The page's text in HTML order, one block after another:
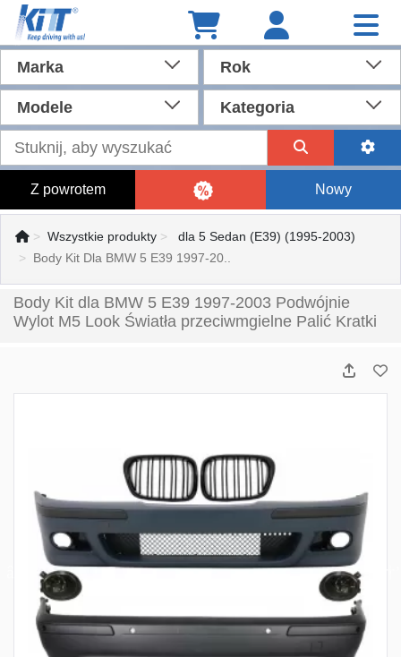
Marka Rok
Modele Kategoria
Z powrotem Nowy
Wszystkie produkty
dla 5 Sedan (E39) (1995-2003)
Body Kit Dla BMW 5 E39 1997-20..
Body Kit dla BMW 5 E39 1997-2003 Podwójnie
Wylot M5 Look Światła przeciwmgielne Palić Kratki